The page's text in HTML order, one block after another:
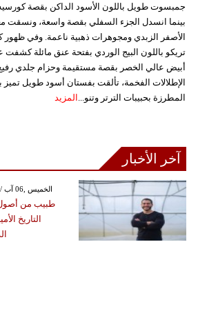
جمبسوت طويل باللون الأسود الداكن بقصة
بينما انسدل الجزء السفلي بقصة واسعة، ونسقت
الأصفر الزبدي ومجوهرات ذهبية ناعمة. وفي ظهور
تريكو باللون البيج الوردي بفتحة عنق مائلة كشفت
أبيض عالي الخصر بقصة مستقيمة وحزام جلدي
الإطلالات الفخمة، تألقت بفستان أسود طويل تميز
المطرزة بحبيبات الترتر وتنو...
المزيد
آخر الأخبار
GMT 02:01 2026 الخميس ,06 آب / أغسطس
طبيب من
التاريخ